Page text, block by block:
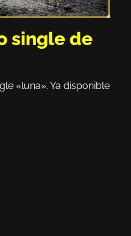
single de
«luna». Ya disponible